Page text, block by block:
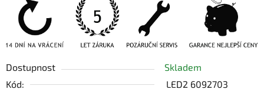
Dostupnost
Skladem
Kód:
LED2 6092703